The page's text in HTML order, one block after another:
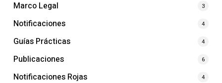
Marco Legal 3
Notificaciones 4
Guías Prácticas 4
Publicaciones 6
Notificaciones Rojas 4